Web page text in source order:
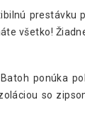
prestávku
všetko!
ponúka
so